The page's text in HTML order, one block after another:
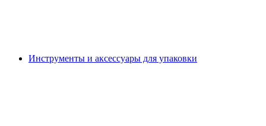
Инструменты и аксессуары для упаковки